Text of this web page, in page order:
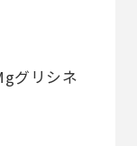
グリシネ